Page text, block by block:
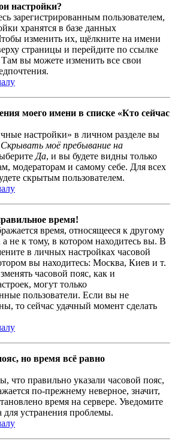
настройки?
зарегистрированным пользователем,
хранятся в базе данных
изменить их, щёлкните на имени
страницы и перейдите по ссылке
Там вы можете изменить все свои
моего имени в списке «Кто сейчас
настройки» в личном разделе вы
Скрывать моё пребывание на
Да, и вы будете видны только
модераторам и самому себе. Для всех
скрытым пользователем.
время!
время, относящееся к другому
а не к тому, в котором находитесь вы. В
в личных настройках часовой
вы находитесь: Москва, Киев и т.
часовой пояс, как и
могут только
пользователи. Если вы не
то сейчас удачный момент сделать
но время всё равно
что правильно указали часовой пояс,
по-прежнему неверное, значит,
время на сервере. Уведомите
для устранения проблемы.